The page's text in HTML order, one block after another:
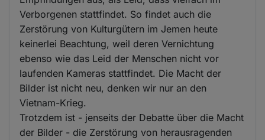
Verborgenen stattfindet. So findet auch die
Zerstörung von Kulturgütern im Jemen heute
keinerlei Beachtung, weil deren Vernichtung
ebenso wie das Leid der Menschen nicht vor
laufenden Kameras stattfindet. Die Macht der
Bilder ist nicht neu, denken wir nur an den
Vietnam-Krieg.
Trotzdem ist - jenseits der Debatte über die Macht
der Bilder - die Zerstörung von herausragenden